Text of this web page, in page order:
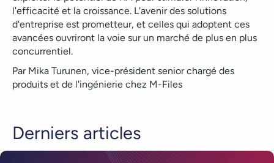
l'efficacité et la croissance. L'avenir des solutions
d'entreprise est prometteur, et celles qui adoptent ces
avancées ouvriront la voie sur un marché de plus en plus
concurrentiel.
Par Mika Turunen, vice-président senior chargé des
produits et de l'ingénierie chez M-Files
Derniers articles